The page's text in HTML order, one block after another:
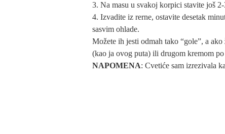
3. Na masu u svakoj korpici stavite još
4. Izvadite iz rerne, ostavite desetak
sasvim ohlade.
Možete ih jesti odmah tako “gole”, a
(kao ja ovog puta) ili drugom kremom
NAPOMENA: Cvetiće sam izrezivala